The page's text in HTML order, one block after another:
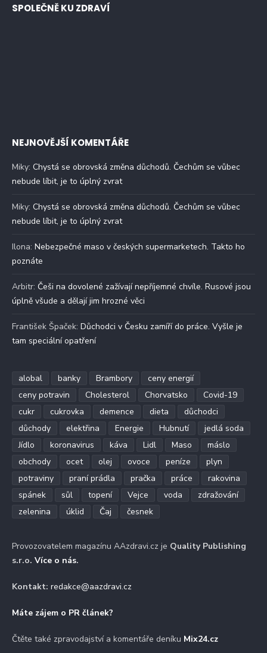
SPOLEČNĚ KU ZDRAVÍ
NEJNOVĚJŠÍ KOMENTÁŘE
Miky: Chystá se obrovská změna důchodů. Čechům se vůbec
nebude líbit, je to úplný zvrat
Miky: Chystá se obrovská změna důchodů. Čechům se vůbec
nebude líbit, je to úplný zvrat
Ilona: Nebezpečné maso v českých supermarketech. Takto ho
poznáte
Arbitr: Češi na dovolené zažívají nepříjemné chvíle. Rusové jsou
úplně všude a dělají jim hrozné věci
František Špaček: Důchodci v Česku zamíří do práce. Vyšle je
tam speciální opatření
alobal banky Brambory
ceny energií
ceny potravin
Cholesterol Chorvatsko
Covid-19
cukr
cukrovka demence dieta
důchodci
důchody
elektřina Energie Hubnutí
jedlá soda
Jídlo
koronavirus káva Lidl Maso
máslo
obchody
ocet olej ovoce peníze
plyn
potraviny
praní prádla pračka práce
rakovina
spánek
sůl topení Vejce voda
zdražování
zelenina
úklid Čaj česnek
Provozovatelem magazínu AAzdravi.cz je Quality Publishing
s.r.o. Více o nás.
Kontakt: redakce@aazdravi.cz
Máte zájem o PR článek?
Čtěte také zpravodajství a komentáře deníku Mix24.cz